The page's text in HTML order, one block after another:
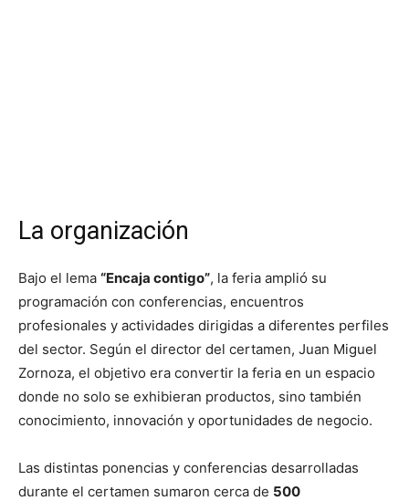
La organización
Bajo el lema “Encaja contigo”, la feria amplió su
programación con conferencias, encuentros
profesionales y actividades dirigidas a diferentes perfiles
del sector. Según el director del certamen, Juan Miguel
Zornoza, el objetivo era convertir la feria en un espacio
donde no solo se exhibieran productos, sino también
conocimiento, innovación y oportunidades de negocio.
Las distintas ponencias y conferencias desarrolladas
durante el certamen sumaron cerca de 500